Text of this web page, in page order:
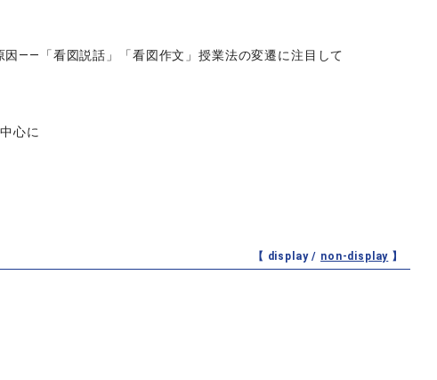
――「看図説話」「看図作文」授業法の変遷に注目して
心に
【 display / non-display 】